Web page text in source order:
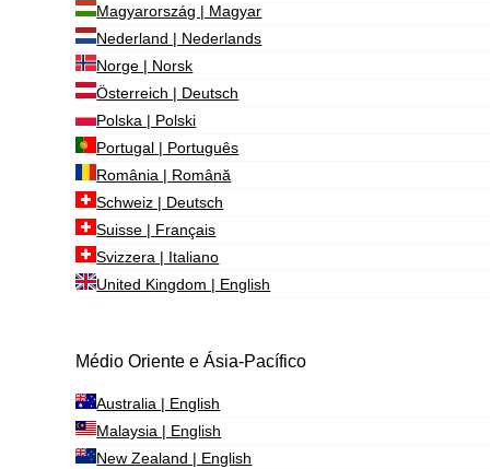
Magyarország | Magyar
Nederland | Nederlands
Norge | Norsk
Österreich | Deutsch
Polska | Polski
Portugal | Português
România | Română
Schweiz | Deutsch
Suisse | Français
Svizzera | Italiano
United Kingdom | English
Médio Oriente e Ásia-Pacífico
Australia | English
Malaysia | English
New Zealand | English